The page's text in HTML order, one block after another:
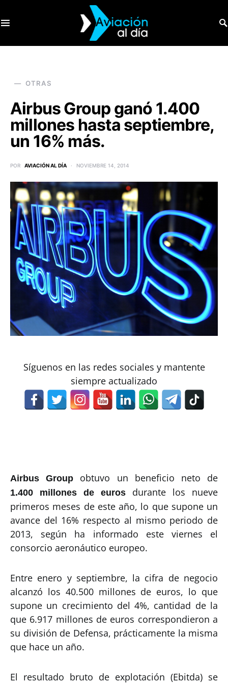
OTRAS
Airbus Group ganó 1.400
millones hasta septiembre,
un 16% más.
POR AVIACIÓN AL DÍA NOVIEMBRE 14, 2014
Síguenos en las redes sociales y mantente
siempre actualizado
Airbus Group obtuvo un beneficio neto de
1.400 millones de euros durante los nueve
primeros meses de este año, lo que supone un
avance del 16% respecto al mismo periodo de
2013, según ha informado este viernes el
consorcio aeronáutico europeo.
Entre enero y septiembre, la cifra de negocio
alcanzó los 40.500 millones de euros, lo que
supone un crecimiento del 4%, cantidad de la
que 6.917 millones de euros correspondieron a
su división de Defensa, prácticamente la misma
que hace un año.
El resultado bruto de explotación (Ebitda) se